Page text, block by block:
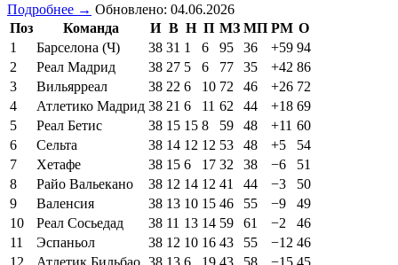
Подробнее → Обновлено: 04.06.2026
Поз
Команда И В Н П МЗ МП РМ О
1
Барселона (Ч) 38 31 1 6 95 36 +59 94
2
Реал Мадрид 38 27 5 6 77 35 +42 86
3
Вильярреал 38 22 6 10 72 46 +26 72
4
Атлетико Мадрид 38 21 6 11 62 44 +18 69
5
Реал Бетис 38 15 15 8 59 48 +11 60
6
Сельта 38 14 12 12 53 48 +5
54
7
Хетафе 38 15 6 17 32 38 −6
51
8
Райо Вальекано 38 12 14 12 41 44 −3
50
9
Валенсия 38 13 10 15 46 55 −9
49
10
Реал Сосьедад 38 11 13 14 59 61 −2
46
11
Эспаньол 38 12 10 16 43 55 −12 46
12
Атлетик Бильбао 38 13 6 19 43 58 −15 45